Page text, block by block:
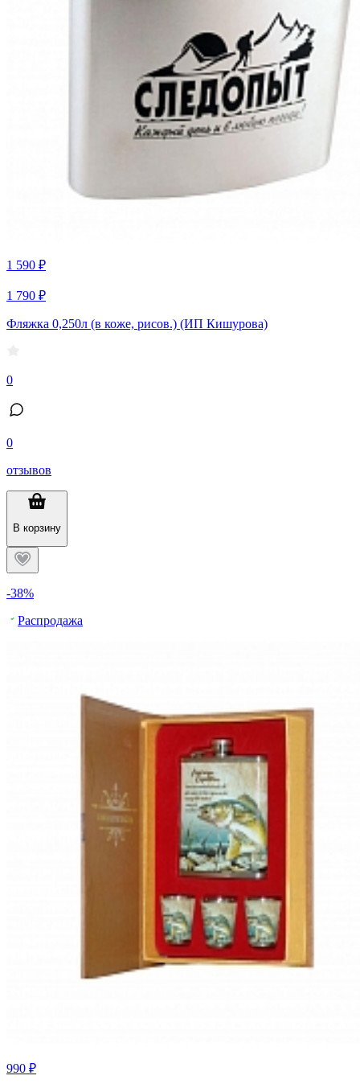
1 590 ₽
1 790 ₽
Фляжка 0,250л (в коже, рисов.) (ИП Кишурова)
0
0
отзывов
В корзину
-38%
Распродажа
990 ₽